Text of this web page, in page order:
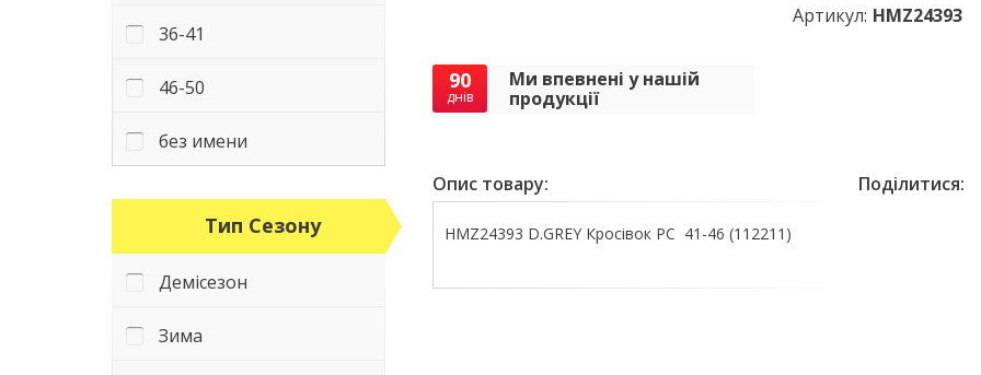
36-41
46-50
без имени
Тип Сезону
Демісезон
Зима
90
днів
Ми впевнені у нашій
продукції
Артикул: HMZ24393
Опис товару:
HMZ24393 D.GREY Кросівок РС 41-46 (112211)
Поділитися: